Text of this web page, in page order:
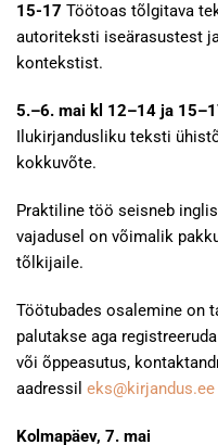
15-17 Töötoas tõlgitava
autoriteksti iseärasustest
kontekstist.
5.–6. mai kl 12–14 ja
Ilukirjandusliku teksti
kokkuvõte.
Praktiline töö seisneb
vajadusel on võimalik
tõlkijaile.
Töötubades osalemine on
palutakse aga
või õppeasutus,
aadressil eks@kirjandus.ee
Kolmapäev, 7. mai